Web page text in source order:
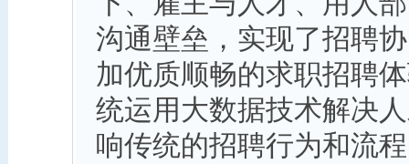
沟通壁垒，实现了招聘
加优质顺畅的求职招聘
统运用大数据技术解决
响传统的招聘行为和流